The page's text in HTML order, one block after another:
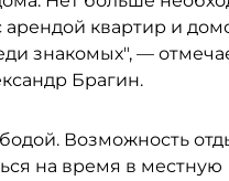
арендой квартир и
знакомых", —
Брагин.
Возможность
на время в местную